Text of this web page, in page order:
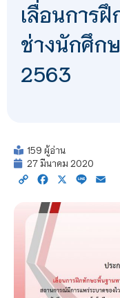
เลื่อนการ
ช่างนักศึก
2563
159 ผู้อ่าน
27 มีนาคม 2020
Copy Facebook
X Line